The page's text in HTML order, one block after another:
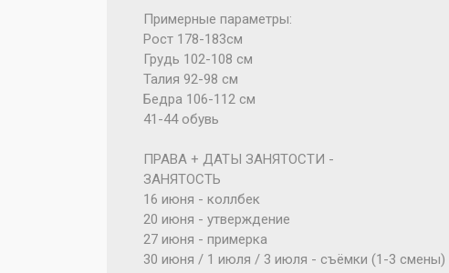
Примерные параметры:
Рост 178-183см
Грудь 102-108 см
Талия 92-98 см
Бедра 106-112 см
41-44 обувь
ПРАВА + ДАТЫ ЗАНЯТОСТИ -
ЗАНЯТОСТЬ
16 июня - коллбек
20 июня - утверждение
27 июня - примерка
30 июня / 1 июля / 3 июля - съёмки (1-3 смены)